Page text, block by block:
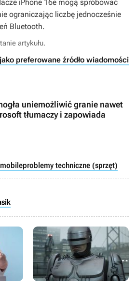
iPhone 16e mogą spróbować
ograniczając liczbę jednocześnie
Bluetooth.
artykułu.
preferowane źródło wiadomości
uniemożliwić granie nawet
tłumaczy i zapowiada
mobileproblemy techniczne (sprzęt)